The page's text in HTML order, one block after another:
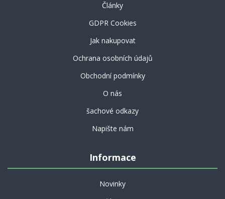
Články
GDPR Cookies
Jak nakupovat
Ochrana osobních údajů
Obchodní podmínky
O nás
šachové odkazy
Napište nám
Informace
Novinky